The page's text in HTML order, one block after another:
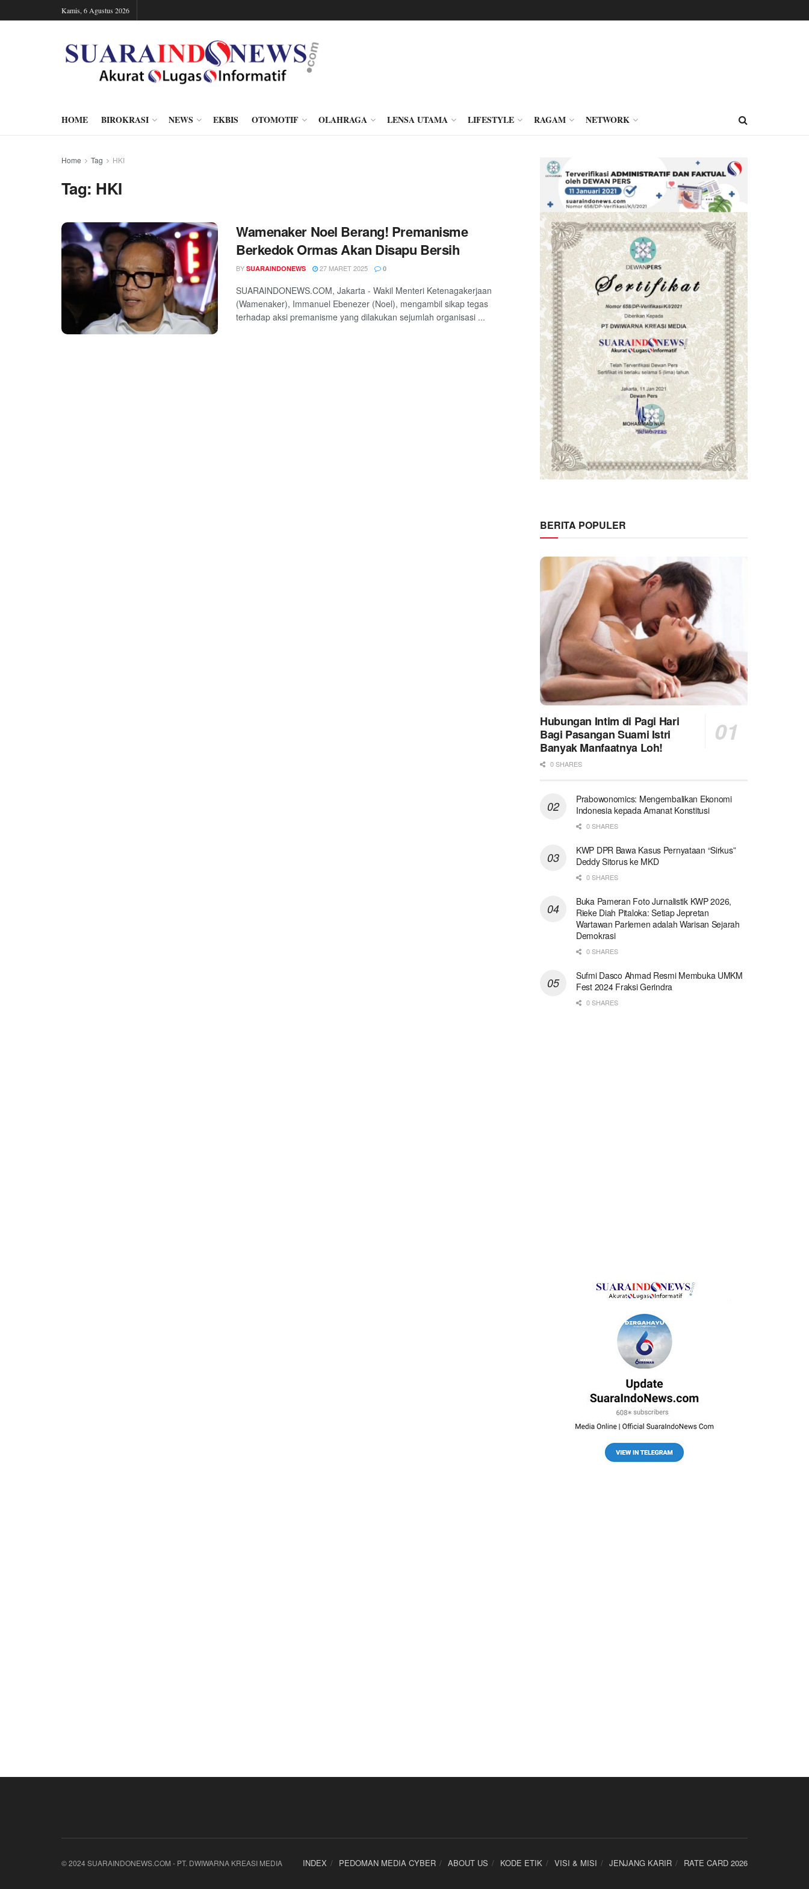
Kamis, 6 Agustus 2026
HOME BIROKRASI NEWS EKBIS OTOMOTIF OLAHRAGA LENSA UTAMA LIFESTYLE RAGAM NETWORK
Home Tag HKI
Tag: HKI
Wamenaker Noel Berang! Premanisme
Berkedok Ormas Akan Disapu Bersih
BY SUARAINDONEWS 27 MARET 2025 0
SUARAINDONEWS.COM, Jakarta - Wakil Menteri Ketenagakerjaan
(Wamenaker), Immanuel Ebenezer (Noel), mengambil sikap tegas
terhadap aksi premanisme yang dilakukan sejumlah organisasi ...
BERITA POPULER
Hubungan Intim di Pagi Hari
Bagi Pasangan Suami Istri
Banyak Manfaatnya Loh!
0 SHARES
Prabowonomics: Mengembalikan Ekonomi
Indonesia kepada Amanat Konstitusi
0 SHARES
KWP DPR Bawa Kasus Pernyataan “Sirkus”
Deddy Sitorus ke MKD
0 SHARES
Buka Pameran Foto Jurnalistik KWP 2026,
Rieke Diah Pitaloka: Setiap Jepretan
Wartawan Parlemen adalah Warisan Sejarah
Demokrasi
0 SHARES
Sufmi Dasco Ahmad Resmi Membuka UMKM
Fest 2024 Fraksi Gerindra
0 SHARES
INDEX PEDOMAN MEDIA CYBER ABOUT US KODE ETIK VISI & MISI JENJANG KARIR RATE CARD 2026
© 2024 SUARAINDONEWS.COM - PT. DWIWARNA KREASI MEDIA